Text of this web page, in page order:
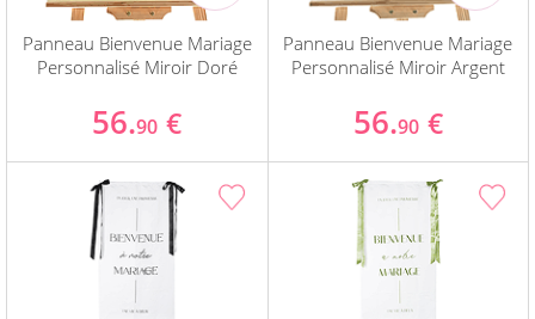
Panneau Bienvenue Mariage
Personnalisé Miroir Doré
56.90 €
Panneau Bienvenue Mariage
Personnalisé Miroir Argent
56.90 €